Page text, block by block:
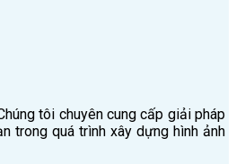
tôi chuyên cung cấp giải pháp
trong quá trình xây dựng hình ảnh